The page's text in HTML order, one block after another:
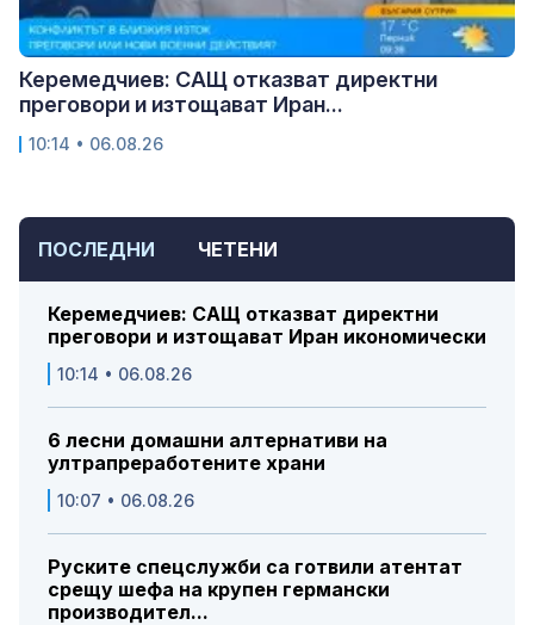
ПОСЛЕДНИ ЧЕТЕНИ
Керемедчиев: САЩ отказват директни
преговори и изтощават Иран икономически
10:14 • 06.08.26
6 лесни домашни алтернативи на
ултрапреработените храни
10:07 • 06.08.26
Руските спецслужби са готвили атентат
срещу шефа на крупен германски
производител...
Керемедчиев: САЩ отказват директни
преговори и изтощават Иран...
10:14 • 06.08.26